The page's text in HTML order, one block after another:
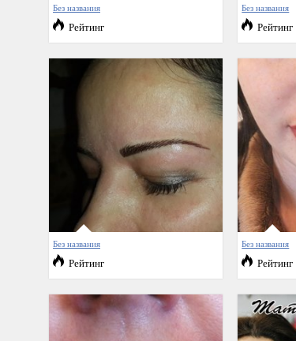
Без названия
Рейтинг
Без названия
Рейтинг
Без названия
Рейтинг
Без названия
Рейтинг